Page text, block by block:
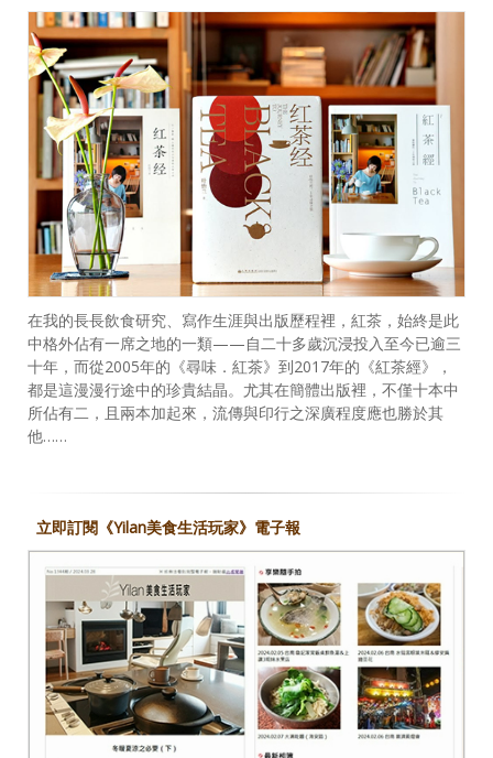
訂閱電子報
在我的長長飲食研究、寫作生涯與出版歷程裡，紅茶，始終是此
中格外佔有一席之地的一類——自二十多歲沉浸投入至今已逾三
十年，而從2005年的《尋味．紅茶》到2017年的《紅茶經》，
都是這漫漫行途中的珍貴結晶。尤其在簡體出版裡，不僅十本中
所佔有二，且兩本加起來，流傳與印行之深廣程度應也勝於其
他……
立即訂閱《Yilan美食生活玩家》電子報